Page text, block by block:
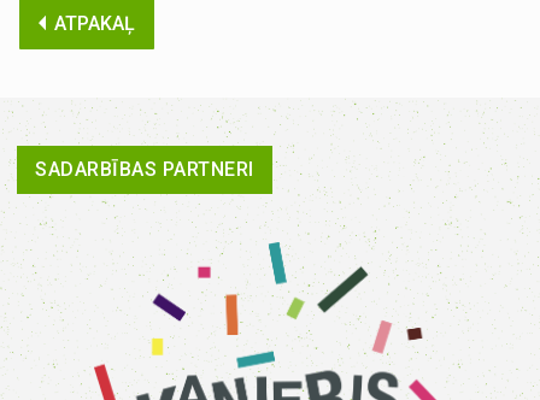
ATPAKAĻ
SADARBĪBAS PARTNERI